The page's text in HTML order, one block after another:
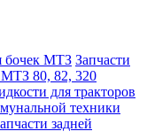
бочек МТЗ Запчасти
МТЗ 80, 82, 320
для тракторов
техники
задней